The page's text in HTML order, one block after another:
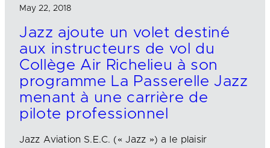
May 22, 2018
Jazz ajoute un volet destiné
aux instructeurs de vol du
Collège Air Richelieu à son
programme La Passerelle Jazz
menant à une carrière de
pilote professionnel
Jazz Aviation S.E.C. (« Jazz ») a le plaisir